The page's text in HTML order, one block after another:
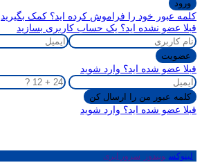
کلمه عبور خود را فراموش کرده اید؟ کمک بگیرید
قبلا عضو نشده اید؟ یک حساب کاربری بسازید
قبلا عضو شده اید؟ وارد شوید
قبلا عضو شده اید؟ وارد شوید
لینوکس ویندوز سرور ابری